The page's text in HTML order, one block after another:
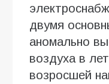
двумя
аномально
воздуха в
возросшей